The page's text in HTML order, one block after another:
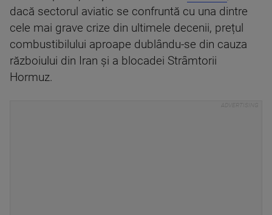
dacă sectorul aviatic se confruntă cu una dintre
cele mai grave crize din ultimele decenii, prețul
combustibilului aproape dublându-se din cauza
războiului din Iran și a blocadei Strâmtorii
Hormuz.